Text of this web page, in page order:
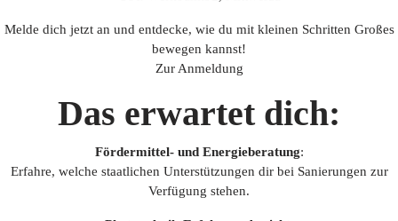
Melde dich jetzt an und entdecke, wie du mit kleinen Schritten Großes
bewegen kannst!
Zur Anmeldung
Das erwartet dich:
Fördermittel- und Energieberatung:
Erfahre, welche staatlichen Unterstützungen dir bei Sanierungen zur
Verfügung stehen.